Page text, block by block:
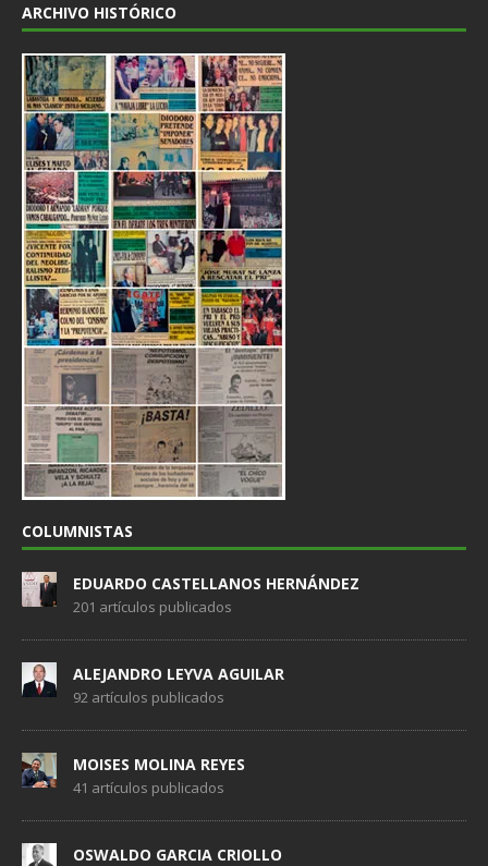
ARCHIVO HISTÓRICO
COLUMNISTAS
EDUARDO CASTELLANOS HERNÁNDEZ
201 artículos publicados
ALEJANDRO LEYVA AGUILAR
92 artículos publicados
MOISES MOLINA REYES
41 artículos publicados
OSWALDO GARCIA CRIOLLO